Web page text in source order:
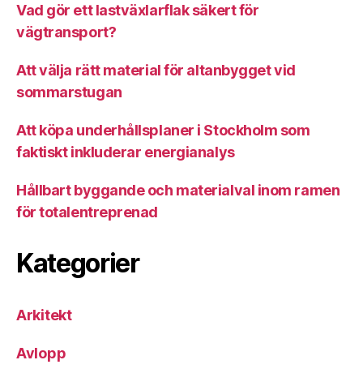
Vad gör ett lastväxlarflak säkert för
vägtransport?
Att välja rätt material för altanbygget vid
sommarstugan
Att köpa underhållsplaner i Stockholm som
faktiskt inkluderar energianalys
Hållbart byggande och materialval inom ramen
för totalentreprenad
Kategorier
Arkitekt
Avlopp